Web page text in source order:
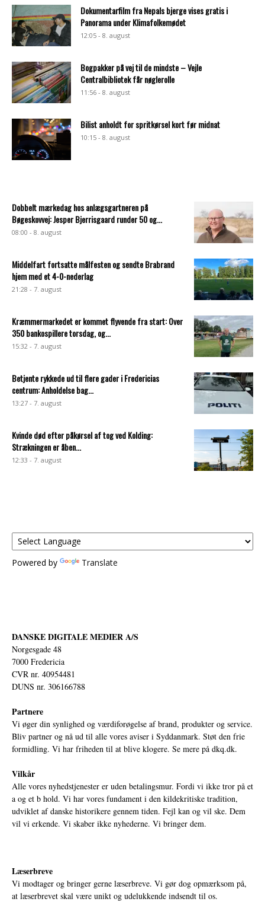
Dokumentarfilm fra Nepals bjerge vises gratis i
Panorama under Klimafolkemødet
12:05 - 8. august
Bogpakker på vej til de mindste – Vejle
Centralbibliotek får nøglerolle
11:56 - 8. august
Bilist anholdt for spritkørsel kort før midnat
10:15 - 8. august
Dobbelt mærkedag hos anlægsgartneren på
Bøgeskovvej: Jesper Bjerrisgaard runder 50 og...
08:00 - 8. august
Middelfart fortsatte målfesten og sendte Brabrand
hjem med et 4-0-nederlag
21:28 - 7. august
Kræmmermarkedet er kommet flyvende fra start: Over
350 bankospillere torsdag, og...
15:32 - 7. august
Betjente rykkede ud til flere gader i Fredericias
centrum: Anholdelse bag...
13:27 - 7. august
Kvinde død efter påkørsel af tog ved Kolding:
Strækningen er åben...
12:33 - 7. august
Powered by Translate
DANSKE DIGITALE MEDIER A/S
Norgesgade 48
7000 Fredericia
CVR nr. 40954481
DUNS nr. 306166788
Partnere
Vi øger din synlighed og værdiforøgelse af brand, produkter og service.
Bliv partner og nå ud til alle vores aviser i Syddanmark. Støt den frie
formidling. Vi har friheden til at blive klogere. Se mere på dkq.dk.
Vilkår
Alle vores nyhedstjenester er uden betalingsmur. Fordi vi ikke tror på et
a og et b hold. Vi har vores fundament i den kildekritiske tradition,
udviklet af danske historikere gennem tiden. Fejl kan og vil ske. Dem
vil vi erkende. Vi skaber ikke nyhederne. Vi bringer dem.
Læserbreve
Vi modtager og bringer gerne læserbreve. Vi gør dog opmærksom på,
at læserbrevet skal være unikt og udelukkende indsendt til os.